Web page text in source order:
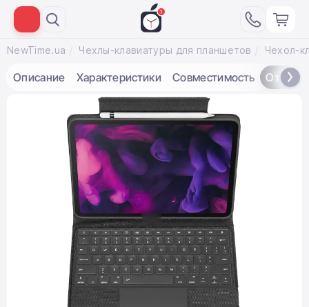
NewTime.ua Чехлы-клавиатуры для планшетов
Описание Характеристики Совместимость Отзывы